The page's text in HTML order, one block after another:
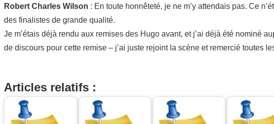
Robert Charles Wilson : En toute honnêteté, je ne m’y attendais pas. Ce
des finalistes de grande qualité.
Je m’étais déjà rendu aux remises des Hugo avant, et j’ai déjà été nominé
de discours pour cette remise – j’ai juste rejoint la scène et remercié toutes
Articles relatifs :